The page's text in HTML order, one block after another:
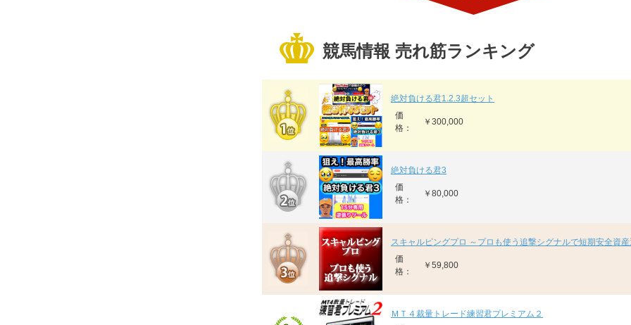
競馬情報 売れ筋ランキング
絶対負ける君1.2.3超セット
価
格：
￥300,000
絶対負ける君3
価
格：
￥80,000
スキャルピングプロ ～プロも使う追撃シグナルで短期安全資
価
格：
￥59,800
ＭＴ４裁量トレード練習君プレミアム２